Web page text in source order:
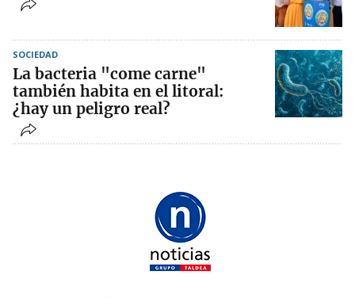
SOCIEDAD
La bacteria "come carne"
también habita en el litoral:
¿hay un peligro real?